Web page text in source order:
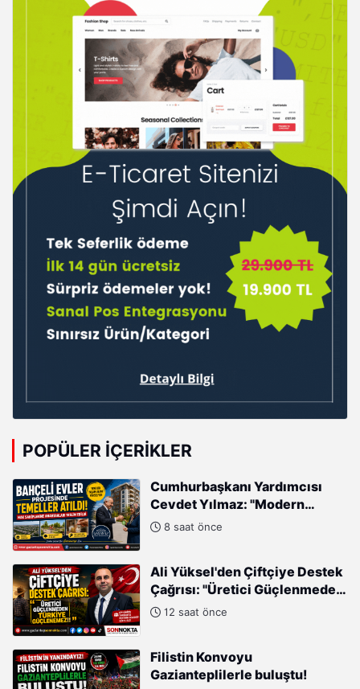
POPÜLER İÇERIKLER
Cumhurbaşkanı Yardımcısı
Cevdet Yılmaz: "Modern
Türkiye'nin İmarında
8 saat önce
Ali Yüksel'den Çiftçiye Destek
Çağrısı: "Üretici Güçlenmeden
Türkiye Güçlenemez!"
12 saat önce
Filistin Konvoyu
Gazianteplilerle buluştu!